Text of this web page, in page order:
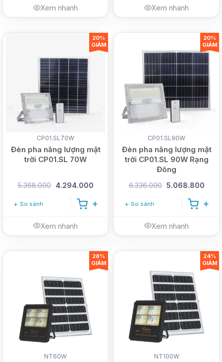
Xem nhanh Xem nhanh
CP01.SL70W
Đèn pha năng lượng mặt
trời CP01.SL 70W
5.368.000 4.294.000
So sánh
Xem nhanh
20%
GIẢM
CP01.SL90W
Đèn pha năng lượng mặt
trời CP01.SL 90W Rạng
Đông
6.336.000 5.068.800
So sánh
Xem nhanh
20%
GIẢM
NT60W
28%
GIẢM
NT100W
24%
GIẢM